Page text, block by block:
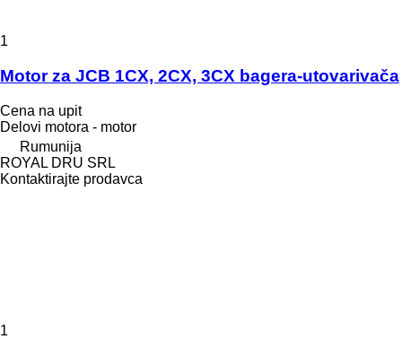
1
Motor za JCB 1CX, 2CX, 3CX bagera-utovarivača
Cena na upit
Delovi motora - motor
Rumunija
ROYAL DRU SRL
Kontaktirajte prodavca
1